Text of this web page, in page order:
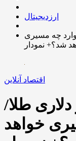
ارزدیجیتال
وارد چه مسیری
شد؟+ نمودار
اقتصاد آنلاین
۵ هزار دلاری طلا/
خواهد